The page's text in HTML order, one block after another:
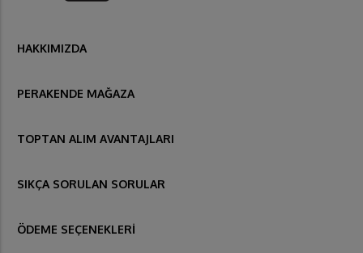
HAKKIMIZDA
PERAKENDE MAĞAZA
TOPTAN ALIM AVANTAJLARI
SIKÇA SORULAN SORULAR
ÖDEME SEÇENEKLERİ